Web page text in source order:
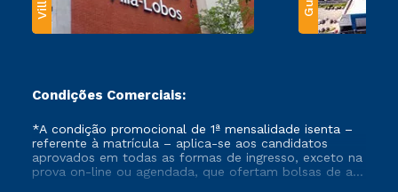
Condições Comerciais:
*A condição promocional de 1ª mensalidade isenta –
referente à matrícula – aplica-se aos candidatos
aprovados em todas as formas de ingresso, exceto na
prova on-line ou agendada, que ofertam bolsas de até